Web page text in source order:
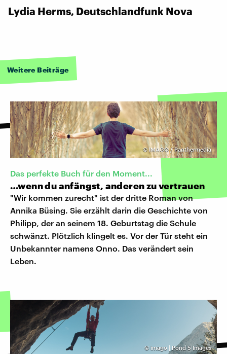
Lydia Herms, Deutschlandfunk Nova
Weitere Beiträge
©IMAGO / Panthermedia
Das perfekte Buch für den Moment...
…wenn du anfängst, anderen zu vertrauen
"Wir kommen zurecht" ist der dritte Roman von
Annika Büsing. Sie erzählt darin die Geschichte von
Philipp, der an seinem 18. Geburtstag die Schule
schwänzt. Plötzlich klingelt es. Vor der Tür steht ein
Unbekannter namens Onno. Das verändert sein
Leben.
© imago | Pond 5 Images